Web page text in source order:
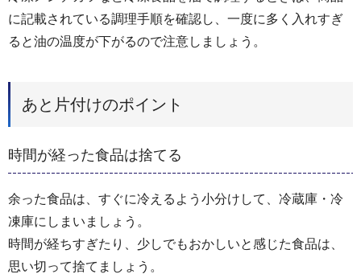
に記載されている調理手順を確認し、一度に多く入れすぎ
ると油の温度が下がるので注意しましょう。
あと片付けのポイント
時間が経った食品は捨てる
余った食品は、すぐに冷えるよう小分けして、冷蔵庫・冷
凍庫にしまいましょう。
時間が経ちすぎたり、少しでもおかしいと感じた食品は、
思い切って捨てましょう。